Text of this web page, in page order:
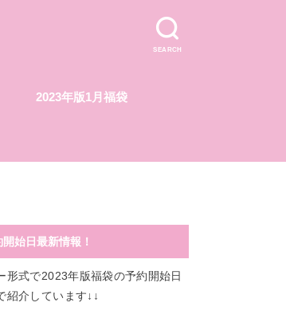
SEARCH
2023年版1月福袋
始日最新情報！
形式で2023年版福袋の予約開始日
紹介しています↓↓